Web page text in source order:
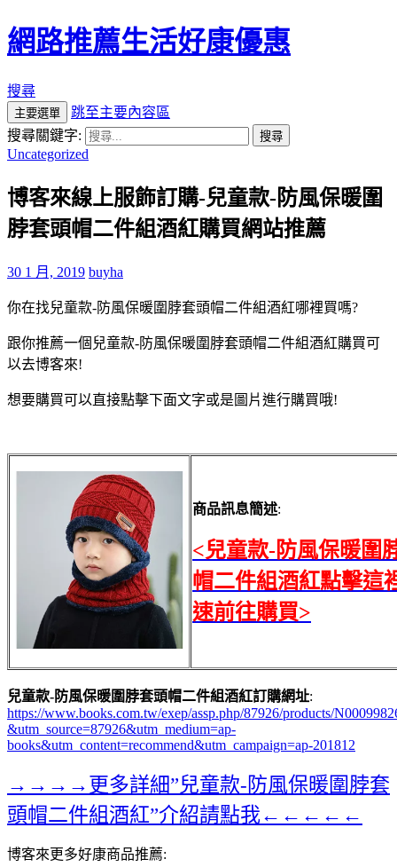
網路推薦生活好康優惠
搜尋
主要選單
跳至主要內容區
搜尋關鍵字:
Uncategorized
博客來線上服飾訂購-兒童款-防風保暖圍
脖套頭帽二件組酒紅購買網站推薦
30 1 月, 2019 buyha
你在找兒童款-防風保暖圍脖套頭帽二件組酒紅哪裡買嗎?
跟你推薦一個兒童款-防風保暖圍脖套頭帽二件組酒紅購買可
以去博客來!
想要購買可以直接點擊下面文字或是圖片進行購買哦!
商品訊息簡述:
<兒童款-防風保暖圍
帽二件組酒紅點擊這
速前往購買>
兒童款-防風保暖圍脖套頭帽二件組酒紅訂購網址:
https://www.books.com.tw/exep/assp.php/87926/products/
&utm_source=87926&utm_medium=ap-
books&utm_content=recommend&utm_campaign=ap-201812
→→→→更多詳細”兒童款-防風保暖圍脖套
頭帽二件組酒紅”介紹請點我←←←←←
博客來更多好康商品推薦: